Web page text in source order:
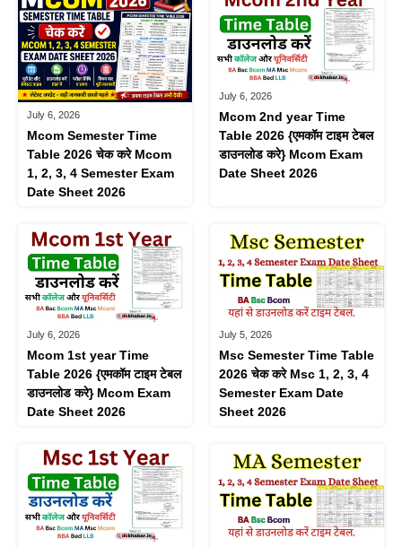
July 6, 2026
Mcom Semester Time
Table 2026 चेक करे Mcom
1, 2, 3, 4 Semester Exam
Date Sheet 2026
July 6, 2026
Mcom 2nd year Time
Table 2026 {एमकॉम टाइम टेबल
डाउनलोड करे} Mcom Exam
Date Sheet 2026
July 6, 2026
Mcom 1st year Time
Table 2026 {एमकॉम टाइम टेबल
डाउनलोड करे} Mcom Exam
Date Sheet 2026
July 5, 2026
Msc Semester Time Table
2026 चेक करे Msc 1, 2, 3, 4
Semester Exam Date
Sheet 2026